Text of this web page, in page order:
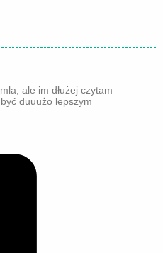
ale im dłużej czytam
duuużo lepszym